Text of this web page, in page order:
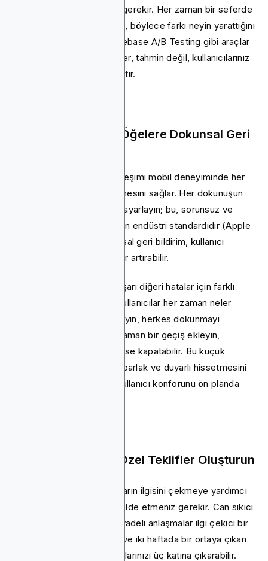
1.000 kullanıcıya ulaşması gerekir. Her zaman bir seferde
sadece bir öğeyi değiştirin, böylece farkı neyin yarattığını
bilirsiniz. Optimizely ve Firebase A/B Testing gibi araçlar
bu işlemi kolaylaştırır. Veriler, tahmin değil, kullanıcılarınız
için en iyi olanı gösterecektir.
13. Tüm Etkileşimli Öğelere Dokunsal Geri
Hızlı bir vızıltı, müşteri etkileşimi mobil deneyiminde her
dokunuşun gerçek hissetmesini sağlar. Her dokunuşun
titreşimini 50 milisaniyeye ayarlayın; bu, sorunsuz ve
tatmin edici geri bildirim için endüstri standardıdır (Apple
HIG, Android Dev). Dokunsal geri bildirim, kullanıcı
memnuniyetini %15'e kadar artırabilir.
Farklı eylemler için, biri başarı diğeri hatalar için farklı
kalıplar kullanın, böylece kullanıcılar her zaman neler
olduğunu bilir. Ama unutmayın, herkes dokunmayı
sevmez. Ayarlarınıza her zaman bir geçiş ekleyin,
böylece kullanıcılar isterlerse kapatabilir. Bu küçük
dokunuşlar uygulamanızın parlak ve duyarlı hissetmesini
sağlar, ancak her zaman kullanıcı konforunu ön planda
14. Zamanla Sınırlı Özel Teklifler Oluşturun
Yukarıdakilerin tümü insanların ilgisini çekmeye yardımcı
olduğu kadar, ayrıca gelir elde etmeniz gerekir. Can sıkıcı
olmadan satmak için kısa vadeli anlaşmalar ilgi çekici bir
seçenektir. 48 saat süren ve iki haftada bir ortaya çıkan
flaş satışlar, dönüşüm oranlarınızı üç katına çıkarabilir.